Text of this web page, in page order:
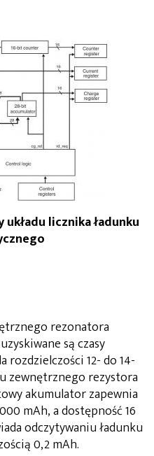
licznika ładunku
rezonatora
są czasy
rozdzielczości 12- do 14-
zewnętrznego rezystora
akumulator zapewnia
mAh, a dostępność 16
odczytywaniu ładunku
0,2 mAh.